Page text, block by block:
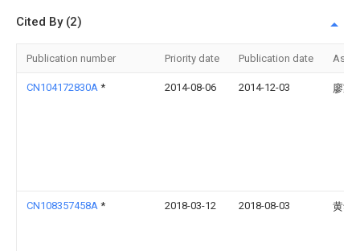
Cited By (2)
Publication number Priority date Publication date
CN104172830A * 2014-08-06 2014-12-03 廖家
CN108357458A * 2018-03-12 2018-08-03 黄华